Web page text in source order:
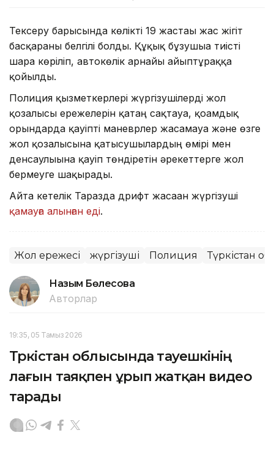
Тексеру барысында көлікті 19 жастағы жас жігіт
басқарғаны белгілі болды. Құқық бұзушыға тиісті
шара көріліп, автокөлік арнайы айыптұраққа
қойылды.
Полиция қызметкерлері жүргізушілерді жол
қозғалысы ережелерін қатаң сақтауға, қоғамдық
орындарда қауіпті маневрлер жасамауға және өзге
жол қозғалысына қатысушылардың өмірі мен
денсаулығына қауіп төндіретін әрекеттерге жол
бермеуге шақырады.
Айта кетелік Таразда дрифт жасаған жүргізуші
қамауға алынған еді.
Жол ережесі жүргізуші Полиция Түркістан
Назым Бөлесова
Авторлар
19:35, 05 Тамыз 2026
Түркістан облысында тауешкінің
лағын таяқпен ұрып жатқан видео
тарады